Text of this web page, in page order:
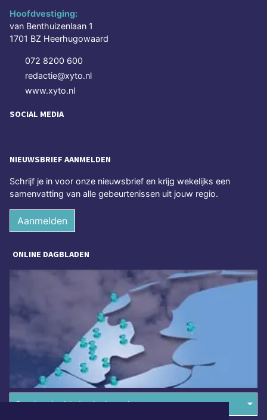
Hoofdvestiging:
van Benthuizenlaan 1
1701 BZ Heerhugowaard
072 8200 600
redactie@xyto.nl
www.xyto.nl
SOCIAL MEDIA
NIEUWSBRIEF AANMELDEN
Schrijf je in voor onze nieuwsbrief en krijg wekelijks een
samenvatting van alle gebeurtenissen uit jouw regio.
Aanmelden
ONLINE DAGBLADEN
Overige dagbladen in de regio